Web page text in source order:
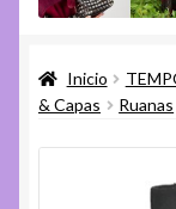
Ayuda
Inicio
& Capas
Ruanas